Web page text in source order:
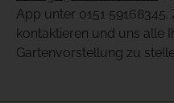
App unter 0151
kontaktieren und uns alle
Gartenvorstellung zu